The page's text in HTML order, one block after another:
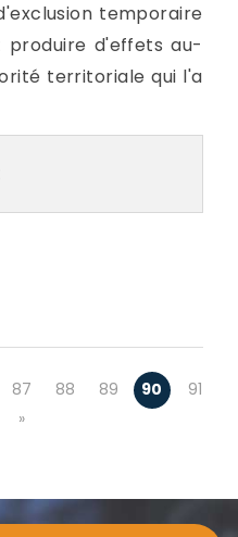
temporaire
produire d'effets au-
territoriale qui l'a
87 88 89 90
91
»